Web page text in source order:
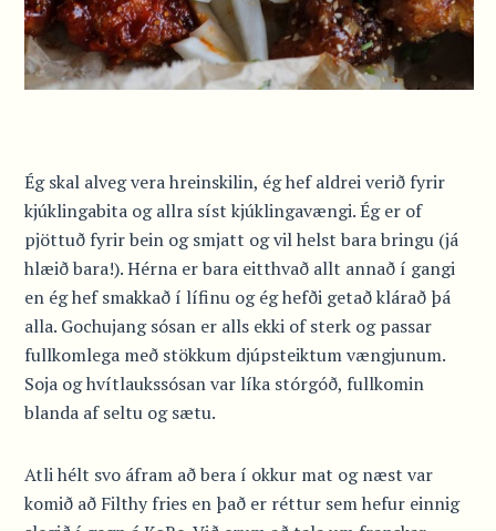
Ég skal alveg vera hreinskilin, ég hef aldrei verið fyrir
kjúklingabita og allra síst kjúklingavængi. Ég er of
pjöttuð fyrir bein og smjatt og vil helst bara bringu (já
hlæið bara!). Hérna er bara eitthvað allt annað í gangi
en ég hef smakkað í lífinu og ég hefði getað klárað þá
alla. Gochujang sósan er alls ekki of sterk og passar
fullkomlega með stökkum djúpsteiktum vængjunum.
Soja og hvítlaukssósan var líka stórgóð, fullkomin
blanda af seltu og sætu.
Atli hélt svo áfram að bera í okkur mat og næst var
komið að Filthy fries en það er réttur sem hefur einnig